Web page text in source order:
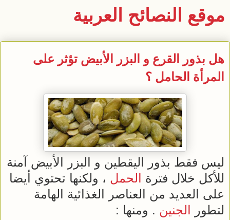
موقع النصائح العربية
هل بذور القرع و البزر الأبيض تؤثر على
المرأة الحامل ؟
ليس فقط بذور اليقطين و البزر الأبيض آمنة
للأكل خلال فترة الحمل ، ولكنها تحتوي أيضا
على العديد من العناصر الغذائية الهامة
لتطور الجنين . ومنها :